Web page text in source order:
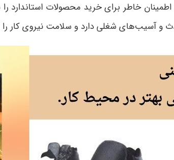
خاطر برای خرید محصولات استاندارد
و آسیب‌های شغلی دارد و سلامت نیروی کار